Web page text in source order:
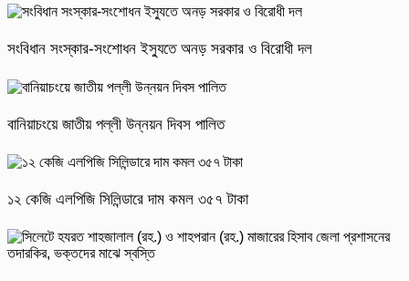
সংবিধান সংস্কার-সংশোধন ইস্যুতে অনড় সরকার ও বিরোধী দল
বানিয়াচংয়ে জাতীয় পল্লী উন্নয়ন দিবস পালিত
১২ কেজি এলপিজি সিলিন্ডারে দাম কমল ৩৫৭ টাকা